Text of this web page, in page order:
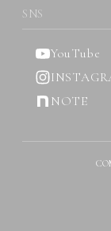
SNS
YouTube
NOTE